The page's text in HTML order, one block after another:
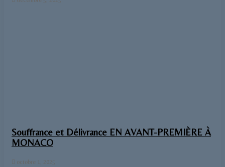
Souffrance et Délivrance EN AVANT-PREMIÈRE À
MONACO
octobre 1, 2025